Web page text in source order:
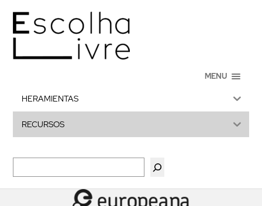
MENU
HERAMIENTAS
RECURSOS